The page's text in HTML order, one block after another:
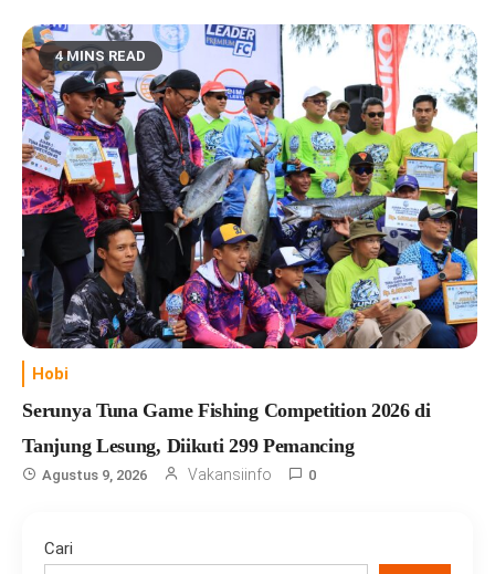
4 MINS READ
Hobi
Serunya Tuna Game Fishing Competition 2026 di
Tanjung Lesung, Diikuti 299 Pemancing
Agustus 9, 2026 Vakansiinfo 0
Cari